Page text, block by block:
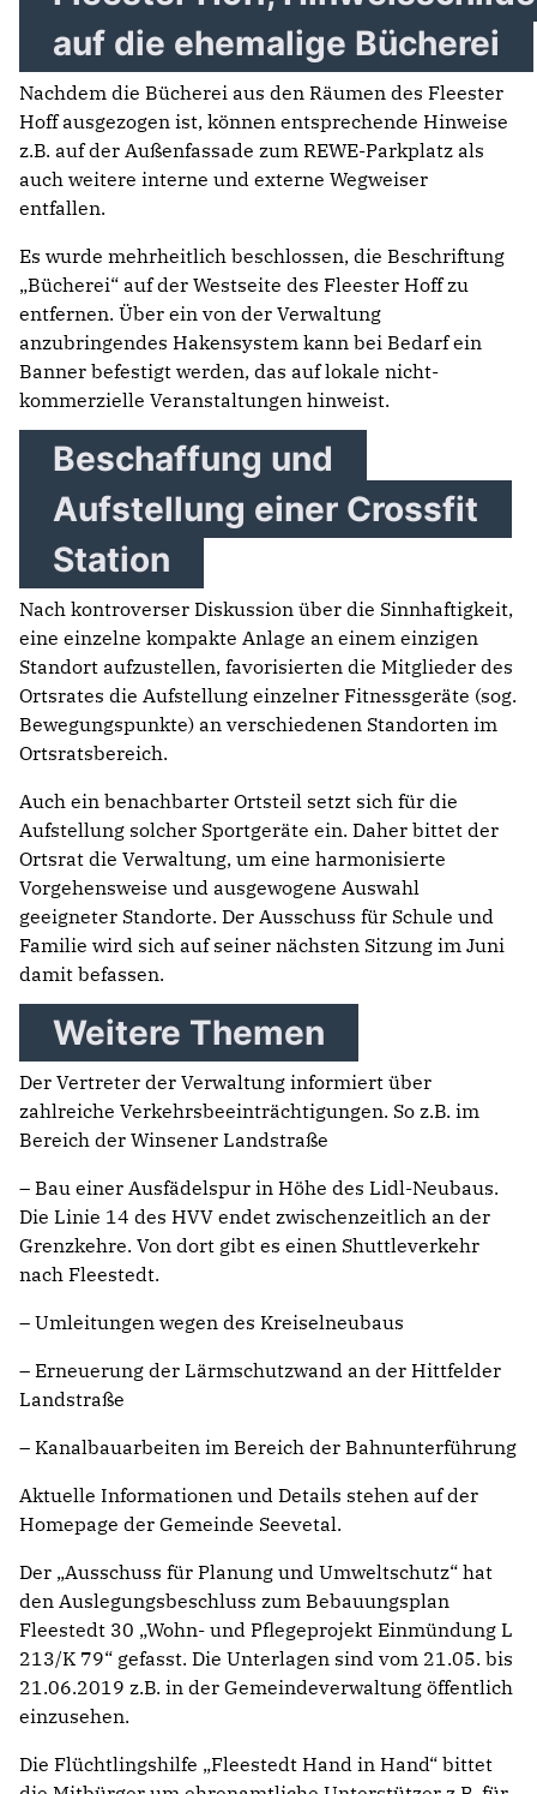
auf die ehemalige Bücherei
Nachdem die Bücherei aus den Räumen des Fleester
Hoff ausgezogen ist, können entsprechende Hinweise
z.B. auf der Außenfassade zum REWE-Parkplatz als
auch weitere interne und externe Wegweiser
entfallen.
Es wurde mehrheitlich beschlossen, die Beschriftung
„Bücherei“ auf der Westseite des Fleester Hoff zu
entfernen. Über ein von der Verwaltung
anzubringendes Hakensystem kann bei Bedarf ein
Banner befestigt werden, das auf lokale nicht-
kommerzielle Veranstaltungen hinweist.
Beschaffung und
Aufstellung einer Crossfit
Station
Nach kontroverser Diskussion über die Sinnhaftigkeit,
eine einzelne kompakte Anlage an einem einzigen
Standort aufzustellen, favorisierten die Mitglieder des
Ortsrates die Aufstellung einzelner Fitnessgeräte (sog.
Bewegungspunkte) an verschiedenen Standorten im
Ortsratsbereich.
Auch ein benachbarter Ortsteil setzt sich für die
Aufstellung solcher Sportgeräte ein. Daher bittet der
Ortsrat die Verwaltung, um eine harmonisierte
Vorgehensweise und ausgewogene Auswahl
geeigneter Standorte. Der Ausschuss für Schule und
Familie wird sich auf seiner nächsten Sitzung im Juni
damit befassen.
Weitere Themen
Der Vertreter der Verwaltung informiert über
zahlreiche Verkehrsbeeinträchtigungen. So z.B. im
Bereich der Winsener Landstraße
– Bau einer Ausfädelspur in Höhe des Lidl-Neubaus.
Die Linie 14 des HVV endet zwischenzeitlich an der
Grenzkehre. Von dort gibt es einen Shuttleverkehr
nach Fleestedt.
– Umleitungen wegen des Kreiselneubaus
– Erneuerung der Lärmschutzwand an der Hittfelder
Landstraße
– Kanalbauarbeiten im Bereich der Bahnunterführung
Aktuelle Informationen und Details stehen auf der
Homepage der Gemeinde Seevetal.
Der „Ausschuss für Planung und Umweltschutz“ hat
den Auslegungsbeschluss zum Bebauungsplan
Fleestedt 30 „Wohn- und Pflegeprojekt Einmündung L
213/K 79“ gefasst. Die Unterlagen sind vom 21.05. bis
21.06.2019 z.B. in der Gemeindeverwaltung öffentlich
einzusehen.
Die Flüchtlingshilfe „Fleestedt Hand in Hand“ bittet